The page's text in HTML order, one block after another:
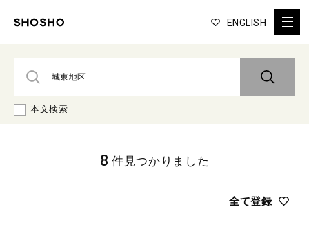
ENGLISH
本文検索
全て登録
8 件見つかりました